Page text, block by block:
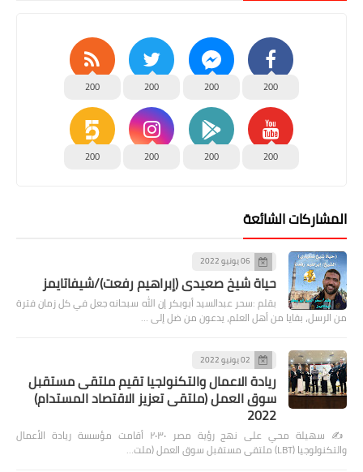
200
200
200
200
200
200
200
200
المشاركات الشائعة
06 يونيو 2022
حياة شيخ صعيدى (إبراهيم رفعت)/شيفاتايمز
بقلم :سحر عبدالسيد أبوبكر إن الله سبحانه جعل في كل زمان فترة
من الرسل، بقايا من أهل العلم، يدعون من ضل إلى …
02 يونيو 2022
ريادة الاعمال والتكنولجيا تقيم ملتقى مستقبل
سوق العمل (ملتقى تعزيز الاقتصاد المستدام)
2022
✍️ سهيلة محي على نهج رؤية مصر ٢٠٣٠ أقامت مؤسسة ريادة الأعمال
والتكنولوجيا (LBT) ملتقى مستقبل سوق العمل (ملت…